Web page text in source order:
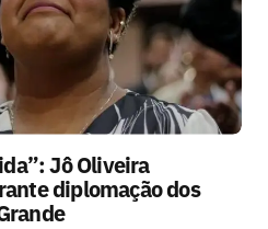
Jô Oliveira
diplomação dos